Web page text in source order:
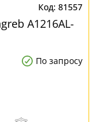
81557
A1216AL-
По запросу